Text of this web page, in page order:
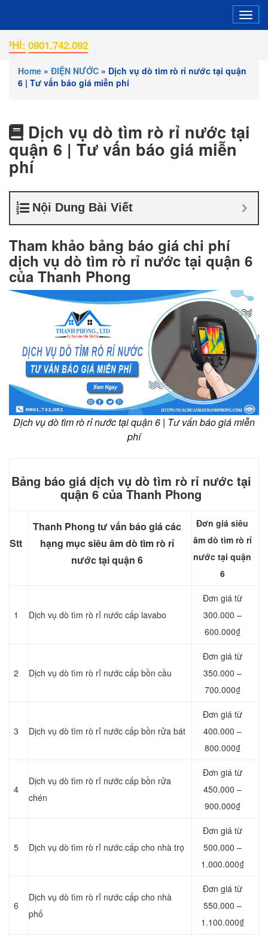
Home » ĐIỆN NƯỚC » Dịch vụ dò tìm rò rỉ nước tại quận
6 | Tư vấn báo giá miễn phí
Dịch vụ dò tìm rò rỉ nước tại
quận 6 | Tư vấn báo giá miễn
phí
Nội Dung Bài Viết
Tham khảo bảng báo giá chi phí
dịch vụ dò tìm rò rỉ nước tại quận 6
của Thanh Phong
Dịch vụ dò tìm rò rỉ nước tại quận 6 | Tư vấn báo giá miễn
phí
Bảng báo giá dịch vụ dò tìm rò rỉ nước tại
quận 6 của Thanh Phong
Stt
Thanh Phong tư vấn báo giá các
hạng mục siêu âm dò tìm rò rỉ
nước tại quận 6
Đơn giá siêu
âm dò tìm rò rỉ
nước tại quận
6
1 Dịch vụ dò tìm rò rỉ nước cấp lavabo
Đơn giá từ
300.000 –
600.000₫
2 Dịch vụ dò tìm rò rỉ nước cấp bồn cầu
Đơn giá từ
350.000 –
700.000₫
3 Dịch vụ dò tìm rò rỉ nước cấp bồn rửa bát
Đơn giá từ
400.000 –
800.000₫
4
Dịch vụ dò tìm rò rỉ nước cấp bồn rửa
chén
Đơn giá từ
450.000 –
900.000₫
5 Dịch vụ dò tìm rò rỉ nước cấp cho nhà trọ
Đơn giá từ
500.000 –
1.000.000₫
6
Dịch vụ dò tìm rò rỉ nước cấp cho nhà
phố
Đơn giá từ
550.000 –
1.100.000₫